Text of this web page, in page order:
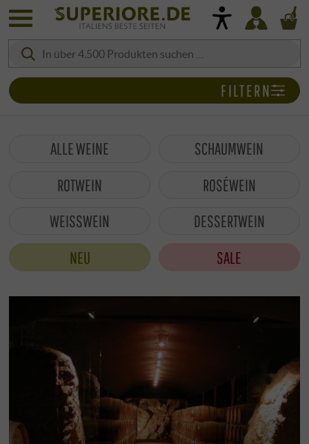
FILTERN
ALLE WEINE
ROTWEIN
WEISSWEIN
SCHAUMWEIN
ROSÉWEIN
DESSERTWEIN
NEU
SALE